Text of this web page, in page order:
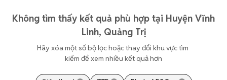
Không tìm thấy kết quả phù hợp tại Huyện Vĩnh
Linh, Quảng Trị
Hãy xóa một số bộ lọc hoặc thay đổi khu vực tìm
kiếm để xem nhiều kết quả hơn